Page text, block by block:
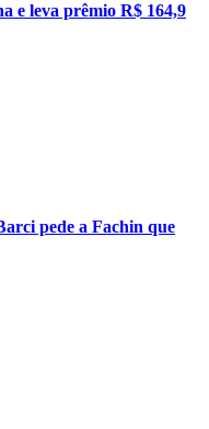
e leva prêmio R$ 164,9
pede a Fachin que